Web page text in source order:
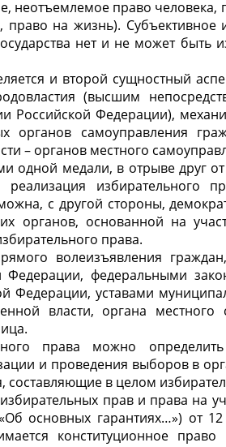
неотъемлемое право
право на жизнь). Субъективное
нет и не может быть
и второй сущностный
(высшим
Российской Федерации),
органов самоуправления
– органов местного
одной медали, в отрыве друг
избирательного
с другой стороны,
органов, основанной на
права.
волеизъявления
Федерации, федеральными
Федерации, уставами
власти, органа местного
права можно
и проведения выборов в
составляющие в целом
прав и права на
основных гарантиях…») от
конституционное право